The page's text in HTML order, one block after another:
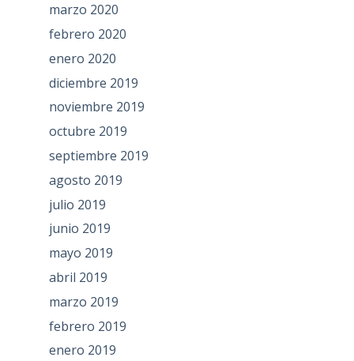
marzo 2020
febrero 2020
enero 2020
diciembre 2019
noviembre 2019
octubre 2019
septiembre 2019
agosto 2019
julio 2019
junio 2019
mayo 2019
abril 2019
marzo 2019
febrero 2019
enero 2019